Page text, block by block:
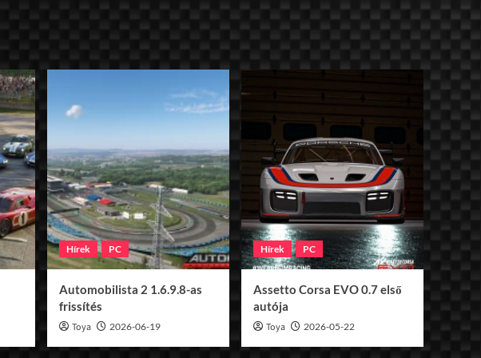
Hírek PC
Automobilista 2 1.6.9.8-as
frissítés
Toya 2026-06-19
Hírek PC
Assetto Corsa EVO 0.7 első
autója
Toya 2026-05-22